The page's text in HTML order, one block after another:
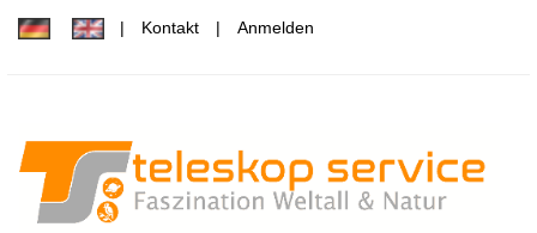
Kontakt Anmelden